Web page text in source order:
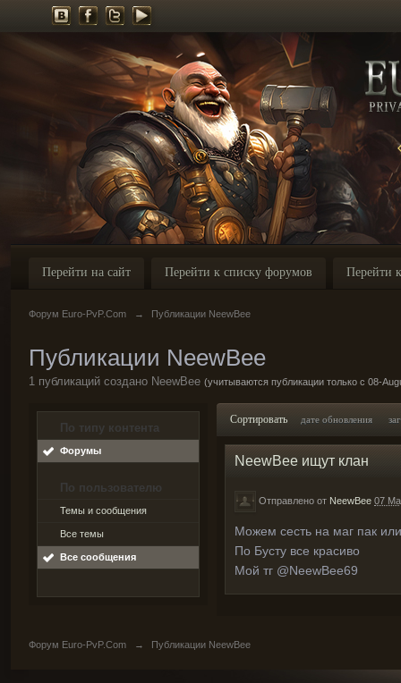
Перейти на сайт Перейти к списку форумов Перейти
Форум Euro-PvP.Com → Публикации NeewBee
Публикации NeewBee
1 публикаций создано NeewBee (учитываются публикации только с 08-
По типу контента
Форумы
По пользователю
Темы и сообщения
Все темы
Все сообщения
Сортировать дате обновления
NeewBee ищут клан
Отправлено от NeewBee 07
Можем сесть на маг пак
По Бусту все красиво
Мой тг @NeewBee69
Форум Euro-PvP.Com → Публикации NeewBee